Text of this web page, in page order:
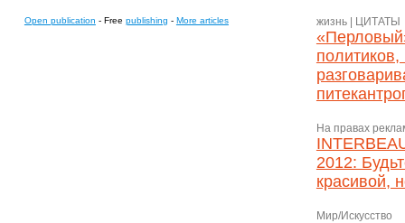
Open publication - Free publishing - More articles жизнь | ЦИТАТЫ
На правах
2012:
красивой,
Мир/Искусство